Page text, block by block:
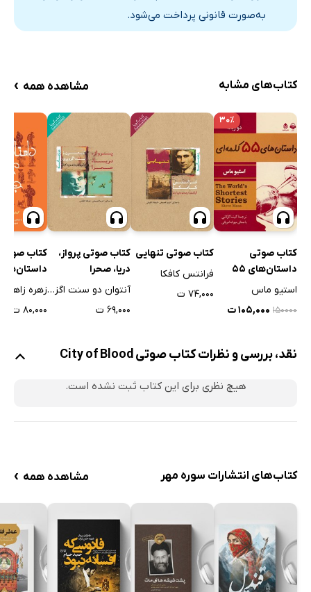
به‌صورت قانونی پرداخت می‌شود.
کتاب‌های مشابه مشاهده همه ›
۳۰٪
کتاب صوتی
داستان‌های 55
کلمه‌ای
استیو ماس
۱۵۰۰۰۰ ۱۰۵,۰۰۰ ت
کتاب صوتی تنهایی
فرانتس کافکا
۷۴,۰۰۰ ت
کتاب صوتی پرواز،
دریا، صحرا
آنتوان دو سنت اگزوپری
۶۹,۰۰۰ ت
کتاب صوتی
جیبی
زهره زاهدی
۸۰,۰۰۰ ت
نقد، بررسی و نظرات کتاب صوتی City of Blood
هیچ نظری برای این کتاب ثبت نشده است.
کتاب‌های انتشارات سوره مهر مشاهده همه ›